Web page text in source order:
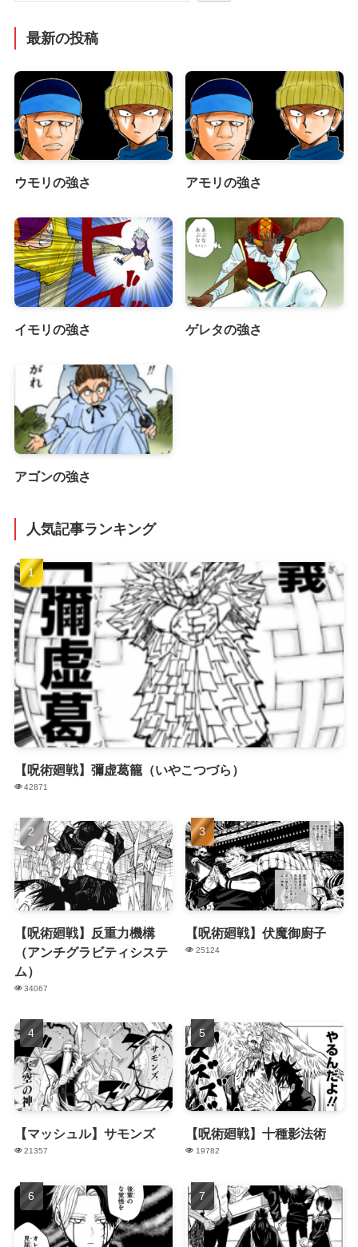
最新の投稿
ウモリの強さ アモリの強さ
イモリの強さ ゲレタの強さ
アゴンの強さ
人気記事ランキング
【呪術廻戦】彌虚葛籠（いやこつづら）
42871
【呪術廻戦】反重力機構
（アンチグラビティシステ
ム）
34067
【呪術廻戦】伏魔御廚子
25124
【マッシュル】サモンズ
21357
【呪術廻戦】十種影法術
19782